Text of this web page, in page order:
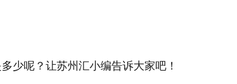
少呢？让苏州汇小编告诉大家吧！